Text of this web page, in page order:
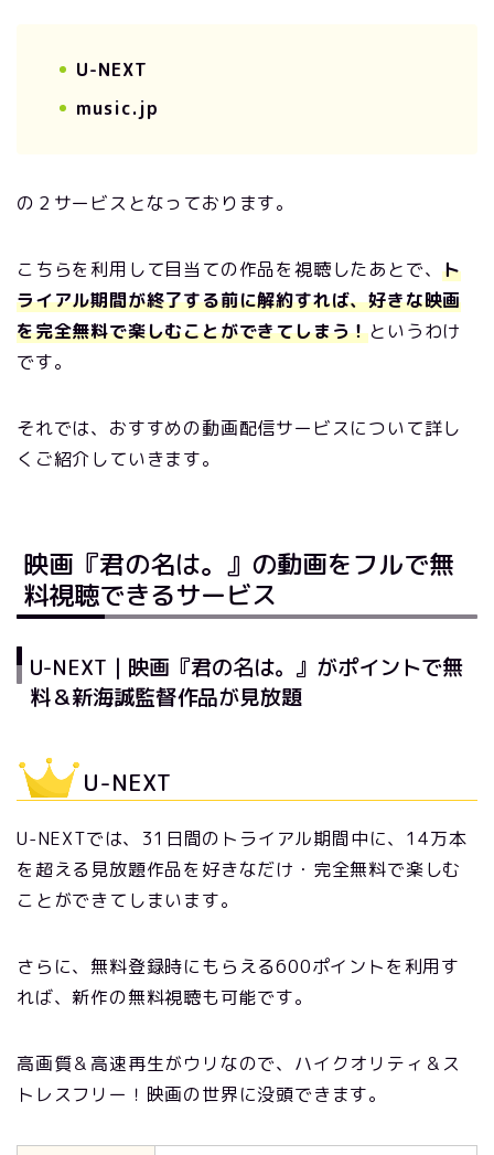
U-NEXT
music.jp
の２サービスとなっております。
こちらを利用して目当ての作品を視聴したあとで、ト
ライアル期間が終了する前に解約すれば、好きな映画
を完全無料で楽しむことができてしまう！というわけ
です。
それでは、おすすめの動画配信サービスについて詳し
くご紹介していきます。
映画『君の名は。』の動画をフルで無
料視聴できるサービス
U-NEXT｜映画『君の名は。』がポイントで無
料＆新海誠監督作品が見放題
U-NEXT
U-NEXTでは、31日間のトライアル期間中に、14万本
を超える見放題作品を好きなだけ・完全無料で楽しむ
ことができてしまいます。
さらに、無料登録時にもらえる600ポイントを利用す
れば、新作の無料視聴も可能です。
高画質＆高速再生がウリなので、ハイクオリティ＆ス
トレスフリー！映画の世界に没頭できます。